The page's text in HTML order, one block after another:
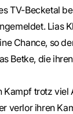
TV-Becketal
Lias
Chance, so
Betke, die ihren
Kampf trotz viel
verlor ihren